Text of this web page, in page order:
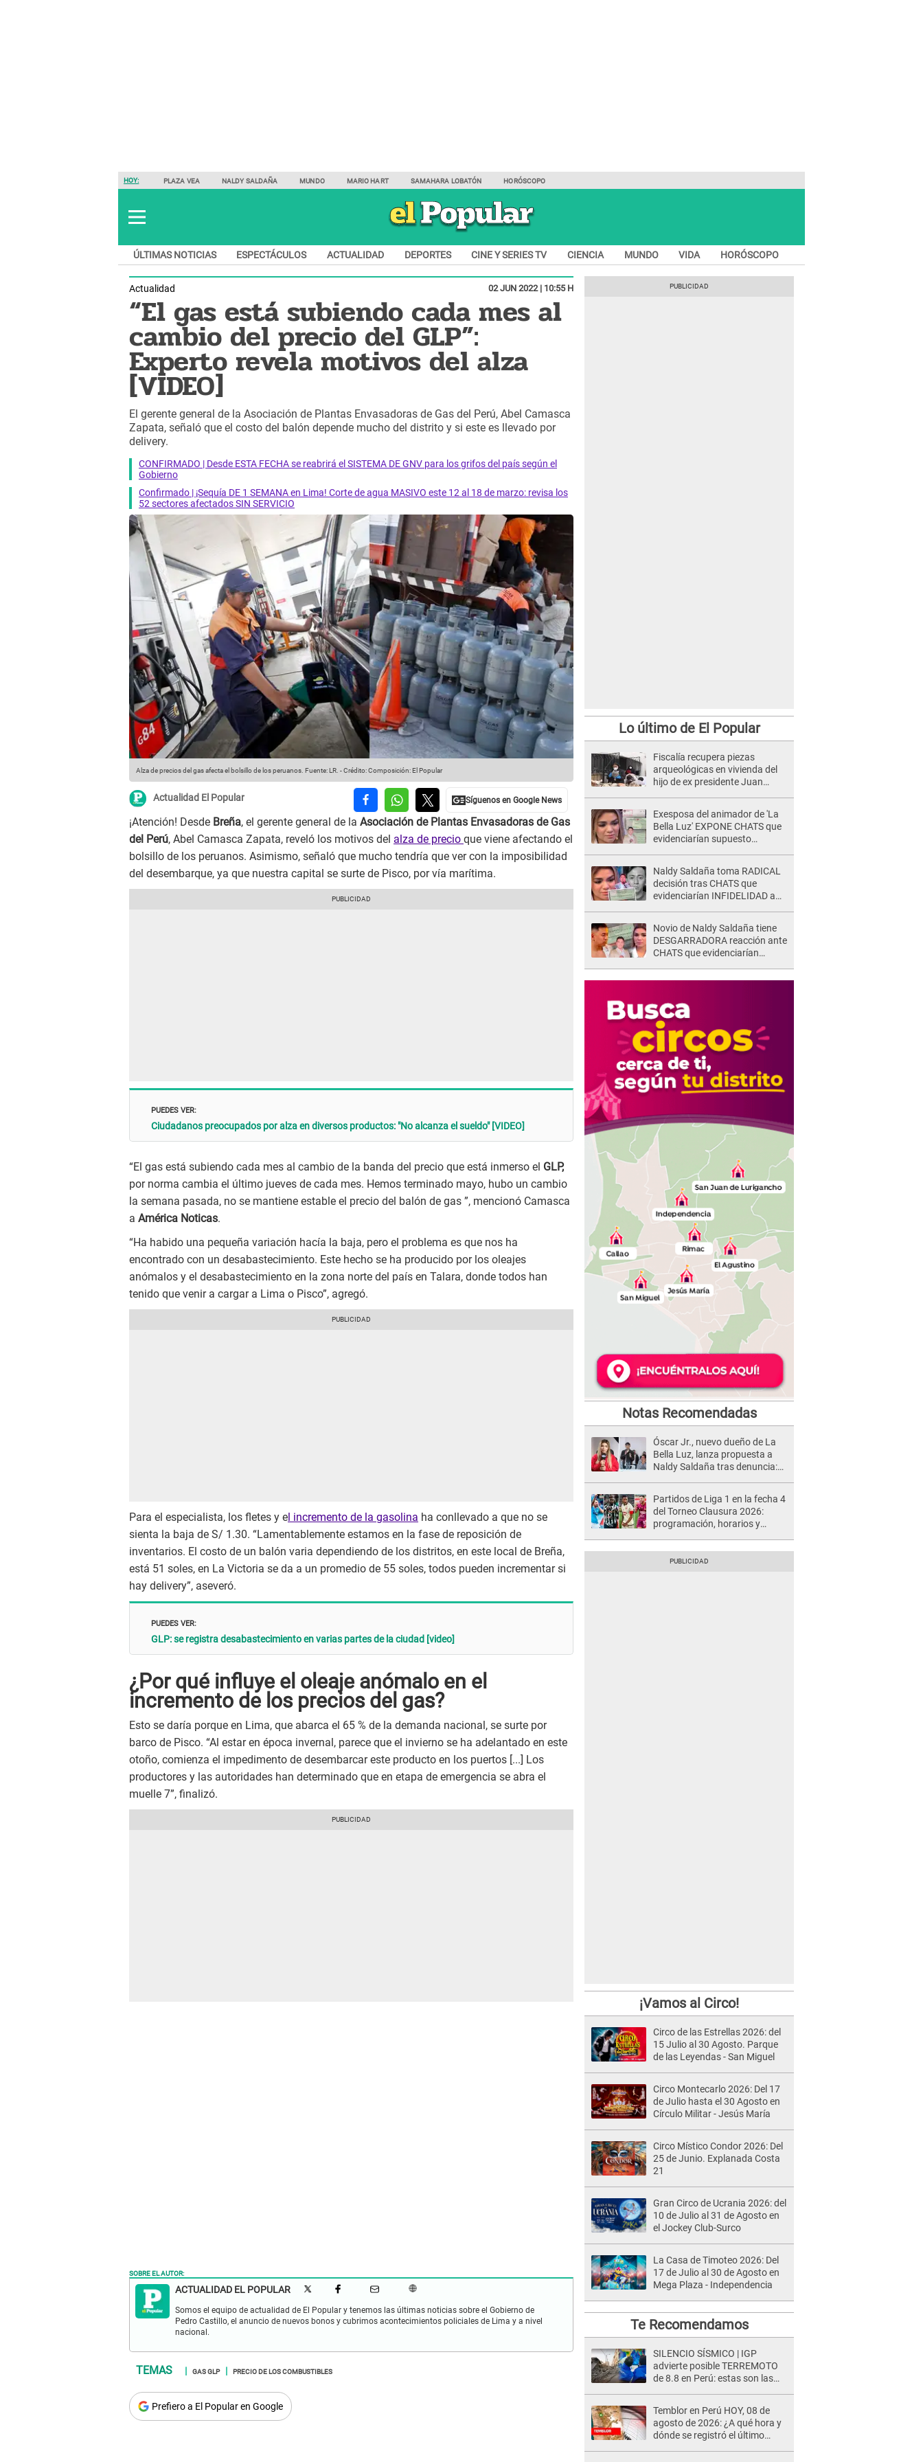
HOY: PLAZA VEA NALDY SALDAÑA MUNDO MARIO HART SAMAHARA LOBATÓN HORÓSCOPO
ÚLTIMAS NOTICIAS ESPECTÁCULOS ACTUALIDAD DEPORTES CINE Y SERIES TV CIENCIA MUNDO VIDA HORÓSCOPO
Actualidad 02 JUN 2022 | 10:55 H
“El gas está subiendo cada mes al
cambio del precio del GLP”:
Experto revela motivos del alza
[VIDEO]
El gerente general de la Asociación de Plantas Envasadoras de Gas del Perú, Abel Camasca
Zapata, señaló que el costo del balón depende mucho del distrito y si este es llevado por
delivery.
CONFIRMADO | Desde ESTA FECHA se reabrirá el SISTEMA DE GNV para los grifos del país según el
Gobierno
Confirmado | ¡Sequía DE 1 SEMANA en Lima! Corte de agua MASIVO este 12 al 18 de marzo: revisa los
52 sectores afectados SIN SERVICIO
Alza de precios del gas afecta el bolsillo de los peruanos. Fuente: LR. -Crédito: Composición: El Popular
Actualidad El Popular
¡Atención! Desde Breña, el gerente general de la Asociación de Plantas Envasadoras de Gas
del Perú, Abel Camasca Zapata, reveló los motivos del alza de precio que viene afectando el
bolsillo de los peruanos. Asimismo, señaló que mucho tendría que ver con la imposibilidad
del desembarque, ya que nuestra capital se surte de Pisco, por vía marítima.
PUEDES VER:
Ciudadanos preocupados por alza en diversos productos: "No alcanza el sueldo" [VIDEO]
“El gas está subiendo cada mes al cambio de la banda del precio que está inmerso el GLP,
por norma cambia el último jueves de cada mes. Hemos terminado mayo, hubo un cambio
la semana pasada, no se mantiene estable el precio del balón de gas ”, mencionó Camasca
a América Noticas.
“Ha habido una pequeña variación hacía la baja, pero el problema es que nos ha
encontrado con un desabastecimiento. Este hecho se ha producido por los oleajes
anómalos y el desabastecimiento en la zona norte del país en Talara, donde todos han
tenido que venir a cargar a Lima o Pisco”, agregó.
Para el especialista, los fletes y e l incremento de la gasolina ha conllevado a que no se
sienta la baja de S/ 1.30. “Lamentablemente estamos en la fase de reposición de
inventarios. El costo de un balón varia dependiendo de los distritos, en este local de Breña,
está 51 soles, en La Victoria se da a un promedio de 55 soles, todos pueden incrementar si
hay delivery”, aseveró.
PUEDES VER:
GLP: se registra desabastecimiento en varias partes de la ciudad [video]
¿Por qué influye el oleaje anómalo en el
incremento de los precios del gas?
Esto se daría porque en Lima, que abarca el 65 % de la demanda nacional, se surte por
barco de Pisco. “Al estar en época invernal, parece que el invierno se ha adelantado en este
otoño, comienza el impedimento de desembarcar este producto en los puertos [...] Los
productores y las autoridades han determinado que en etapa de emergencia se abra el
muelle 7”, finalizó.
SOBRE EL AUTOR:
ACTUALIDAD EL POPULAR
Somos el equipo de actualidad de El Popular y tenemos las últimas noticias sobre el Gobierno de
Pedro Castillo, el anuncio de nuevos bonos y cubrimos acontecimientos policiales de Lima y a nivel
nacional.
GAS GLP PRECIO DE LOS COMBUSTIBLES
Prefiero a El Popular en Google
Lo último de El Popular
Fiscalía recupera piezas
arqueológicas en vivienda del
hijo de ex presidente Juan
Exesposa del animador de 'La
Bella Luz' EXPONE CHATS que
evidenciarían supuesto
Naldy Saldaña toma RADICAL
decisión tras CHATS que
evidenciarían INFIDELIDAD a
Novio de Naldy Saldaña tiene
DESGARRADORA reacción ante
CHATS que evidenciarían
Notas Recomendadas
Óscar Jr., nuevo dueño de La
Bella Luz, lanza propuesta a
Naldy Saldaña tras denuncia:
Partidos de Liga 1 en la fecha 4
del Torneo Clausura 2026:
programación, horarios y
¡Vamos al Circo!
Circo de las Estrellas 2026: del
15 Julio al 30 Agosto. Parque
de las Leyendas - San Miguel
Circo Montecarlo 2026: Del 17
de Julio hasta el 30 Agosto en
Círculo Militar - Jesús María
Circo Místico Condor 2026: Del
25 de Junio. Explanada Costa
21
Gran Circo de Ucrania 2026: del
10 de Julio al 31 de Agosto en
el Jockey Club-Surco
La Casa de Timoteo 2026: Del
17 de Julio al 30 de Agosto en
Mega Plaza - Independencia
Te Recomendamos
SILENCIO SÍSMICO | IGP
advierte posible TERREMOTO
de 8.8 en Perú: estas son las
Temblor en Perú HOY, 08 de
agosto de 2026: ¿A qué hora y
dónde se registró el último